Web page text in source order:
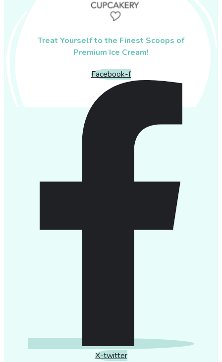
Treat Yourself to the Finest Scoops of
Premium Ice Cream!
Facebook-f
X-twitter